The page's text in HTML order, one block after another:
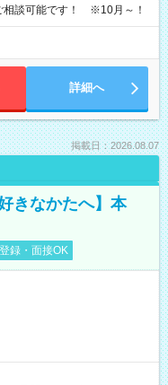
談可能です！ ※10月～！
詳細へ
掲載日：2026.08.07
きなかたへ】本
録・面接OK